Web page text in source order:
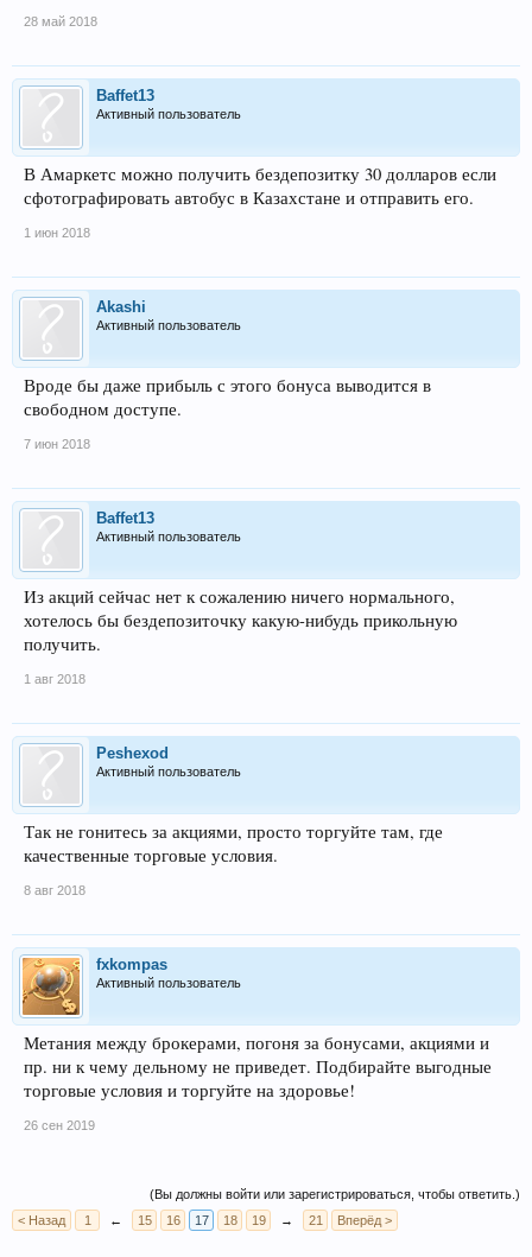
28 май 2018
Baffet13
Активный пользователь
В Амаркетс можно получить бездепозитку 30 долларов если
сфотографировать автобус в Казахстане и отправить его.
1 июн 2018
Akashi
Активный пользователь
Вроде бы даже прибыль с этого бонуса выводится в
свободном доступе.
7 июн 2018
Baffet13
Активный пользователь
Из акций сейчас нет к сожалению ничего нормального,
хотелось бы бездепозиточку какую-нибудь прикольную
получить.
1 авг 2018
Peshexod
Активный пользователь
Так не гонитесь за акциями, просто торгуйте там, где
качественные торговые условия.
8 авг 2018
fxkompas
Активный пользователь
Метания между брокерами, погоня за бонусами, акциями и
пр. ни к чему дельному не приведет. Подбирайте выгодные
торговые условия и торгуйте на здоровье!
26 сен 2019
(Вы должны войти или зарегистрироваться, чтобы ответить.)
< Назад
1 ← 15 16 17 18 19 → 21 Вперёд >